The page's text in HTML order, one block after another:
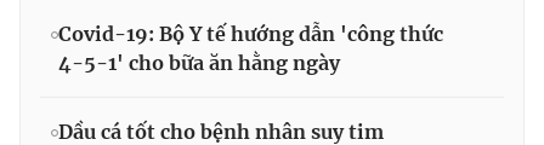
Covid-19: Bộ Y tế hướng dẫn 'công thức
4-5-1' cho bữa ăn hằng ngày
Dầu cá tốt cho bệnh nhân suy tim